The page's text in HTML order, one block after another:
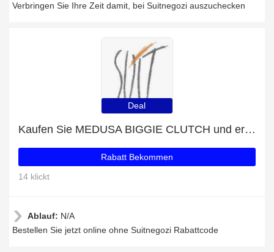
Verbringen Sie Ihre Zeit damit, bei Suitnegozi auszuchecken
Deal
Kaufen Sie MEDUSA BIGGIE CLUTCH und erhalten Sie jetzt 58% Rabatt
Rabatt Bekommen
14 klickt
Ablauf: N/A
Bestellen Sie jetzt online ohne Suitnegozi Rabattcode